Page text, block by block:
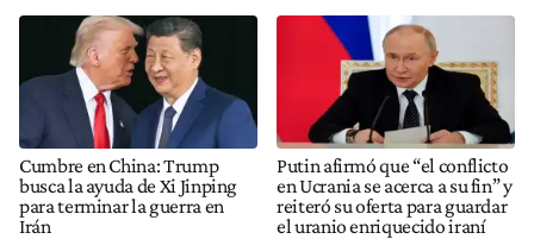
Cumbre en China: Trump
busca la ayuda de Xi Jinping
para terminar la guerra en
Irán
Putin afirmó que “el conflicto
en Ucrania se acerca a su fin” y
reiteró su oferta para guardar
el uranio enriquecido iraní